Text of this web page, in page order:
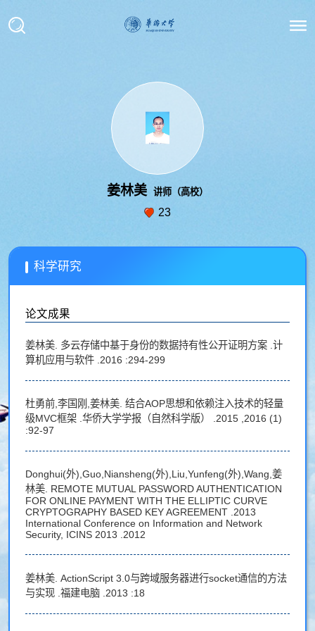
姜林美 讲师（高校）
23
科学研究
论文成果
姜林美. 多云存储中基于身份的数据持有性公开证明方案 .计
算机应用与软件 .2016 :294-299
杜勇前,李国刚,姜林美. 结合AOP思想和依赖注入技术的轻量
级MVC框架 .华侨大学学报（自然科学版） .2015 ,2016 (1)
:92-97
Donghui(外),Guo,Niansheng(外),Liu,Yunfeng(外),Wang,姜
林美. REMOTE MUTUAL PASSWORD AUTHENTICATION
FOR ONLINE PAYMENT WITH THE ELLIPTIC CURVE
CRYPTOGRAPHY BASED KEY AGREEMENT .2013
International Conference on Information and Network
Security, ICINS 2013 .2012
姜林美. ActionScript 3.0与跨域服务器进行socket通信的方法
与实现 .福建电脑 .2013 :18